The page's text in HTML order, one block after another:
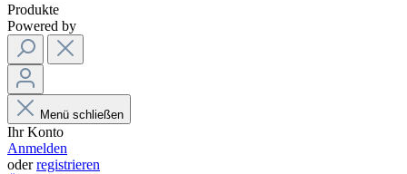
Produkte
Powered by
Menü schließen
Ihr Konto
Anmelden
oderregistrieren